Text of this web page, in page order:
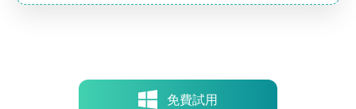
免費試用